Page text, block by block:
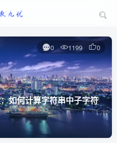
如何计算字符串中子字符
0 1199 0